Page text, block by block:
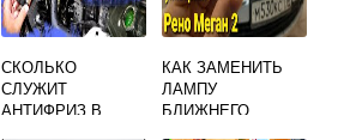
СКОЛЬКО
СЛУЖИТ
АНТИФРИЗ В
КАК ЗАМЕНИТЬ
ЛАМПУ
БЛИЖНЕГО